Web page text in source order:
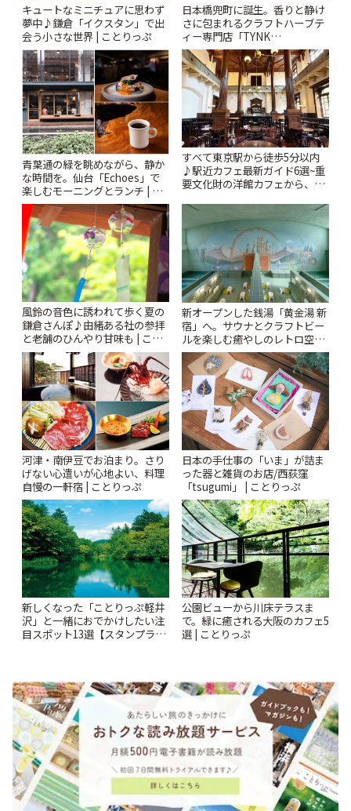
キュートなミニチュアに思わず
夢中♪鎌倉「イクスタン」で出
会う小さな世界 | ことりっぷ
日本橋兜町に誕生。香りと静け
さに包まれるクラフトハーブテ
ィー専門店「TYNK
Kabutocho」 | ことりっぷ
青葉通の緑を眺めながら、静か
な時間を。仙台「Echoes」で
楽しむモーニングとランチ | こ
とりっぷ
すべて東京駅から徒歩5分以内
♪駅近カフェ最新ガイド6選~重
要文化財の洋館カフェから、改
りっぷ
風鈴の音色に誘われて歩く夏の
鎌倉さんぽ♪由緒ある社の参拝
と老舗のひんやり甘味も | こと
りっぷ
新オープンした銭湯「黄金湯 新
宿」へ。サウナとクラフトビー
ルを楽しむ癒やしのレトロ空間
| ことりっぷ
河津・南伊豆でお泊まり。さり
げない心遣いが心地よい、料理
自慢の一軒宿 | ことりっぷ
日本の手仕事の「いま」が詰ま
った器と雑貨のお店/西荻窪
「tsugumi」 | ことりっぷ
新しくなった「ことりっぷ軽井
沢」と一緒におでかけしたい注
目スポット13選【スタンプラリ
公園ビューから川床テラスま
で。緑に癒される大阪のカフェ5
選 | ことりっぷ